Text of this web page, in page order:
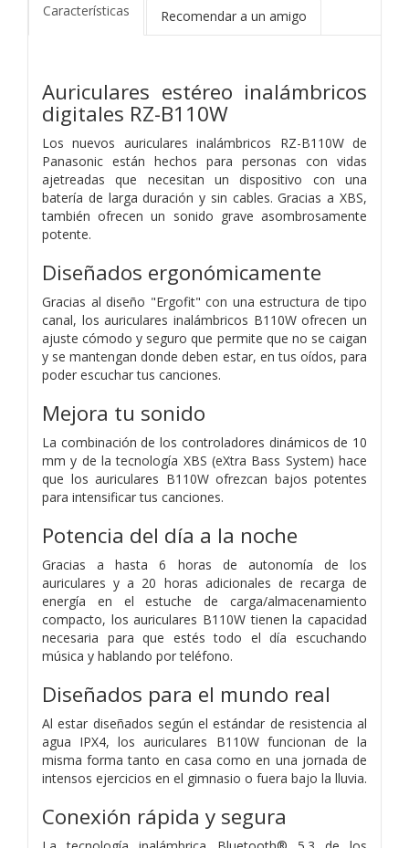
Características Recomendar a un amigo
Auriculares estéreo inalámbricos
digitales RZ-B110W
Los nuevos auriculares inalámbricos RZ-B110W de
Panasonic están hechos para personas con vidas
ajetreadas que necesitan un dispositivo con una
batería de larga duración y sin cables. Gracias a XBS,
también ofrecen un sonido grave asombrosamente
potente.
Diseñados ergonómicamente
Gracias al diseño "Ergofit" con una estructura de tipo
canal, los auriculares inalámbricos B110W ofrecen un
ajuste cómodo y seguro que permite que no se caigan
y se mantengan donde deben estar, en tus oídos, para
poder escuchar tus canciones.
Mejora tu sonido
La combinación de los controladores dinámicos de 10
mm y de la tecnología XBS (eXtra Bass System) hace
que los auriculares B110W ofrezcan bajos potentes
para intensificar tus canciones.
Potencia del día a la noche
Gracias a hasta 6 horas de autonomía de los
auriculares y a 20 horas adicionales de recarga de
energía en el estuche de carga/almacenamiento
compacto, los auriculares B110W tienen la capacidad
necesaria para que estés todo el día escuchando
música y hablando por teléfono.
Diseñados para el mundo real
Al estar diseñados según el estándar de resistencia al
agua IPX4, los auriculares B110W funcionan de la
misma forma tanto en casa como en una jornada de
intensos ejercicios en el gimnasio o fuera bajo la lluvia.
Conexión rápida y segura